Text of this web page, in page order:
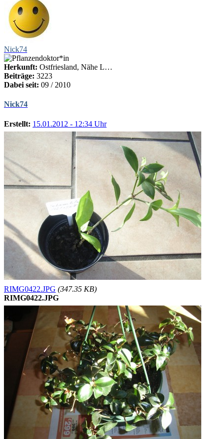
Nick74
Herkunft: Ostfriesland, Nähe L…
Beiträge: 3223
Dabei seit: 09 / 2010
Nick74
Erstellt: 15.01.2012 - 12:34 Uhr
RIMG0422.JPG (347.35 KB)
RIMG0422.JPG